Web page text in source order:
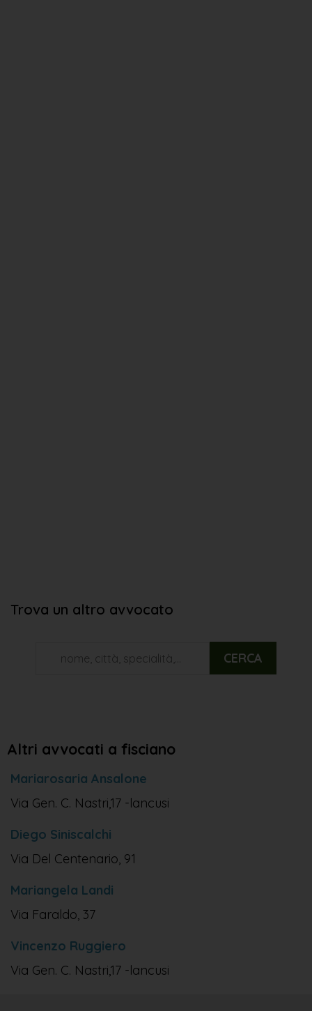
Trova un altro avvocato
CERCA
Altri avvocati a fisciano
Mariarosaria Ansalone
Via Gen. C. Nastri,17 -lancusi
Diego Siniscalchi
Via Del Centenario, 91
Mariangela Landi
Via Faraldo, 37
Vincenzo Ruggiero
Via Gen. C. Nastri,17 -lancusi